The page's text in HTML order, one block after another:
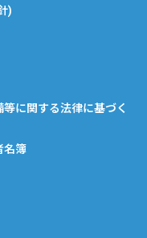
)
に関する法律に基づく
名簿